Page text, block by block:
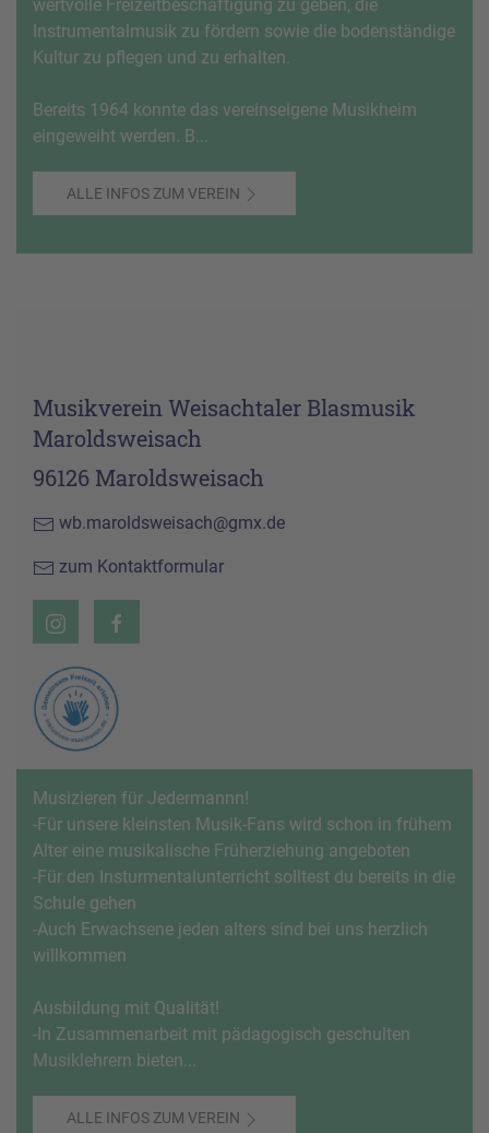
wertvolle Freizeitbeschäftigung zu geben, die
Instrumentalmusik zu fördern sowie die bo­denständige
Kultur zu pflegen und zu erhalten.
Bereits 1964 konnte das vereinseigene Musik­heim
eingeweiht werden. B...
ALLE INFOS ZUM VEREIN
Musikverein Weisachtaler Blasmusik
Maroldsweisach
96126 Maroldsweisach
wb.maroldsweisach@gmx.de
zum Kontaktformular
Musizieren für Jedermannn!
-Für unsere kleinsten Musik-Fans wird schon in frühem
Alter eine musikalische Früherziehung angeboten
-Für den Insturmentalunterricht solltest du bereits in die
Schule gehen
-Auch Erwachsene jeden alters sind bei uns herzlich
willkommen
Ausbildung mit Qualität!
-In Zusammenarbeit mit pädagogisch geschulten
Musiklehrern bieten...
ALLE INFOS ZUM VEREIN